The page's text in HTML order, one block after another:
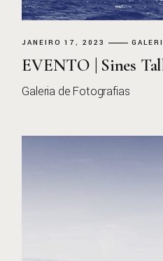
JANEIRO 17, 2023
EVENTO | Sines
Galeria de Fotografias